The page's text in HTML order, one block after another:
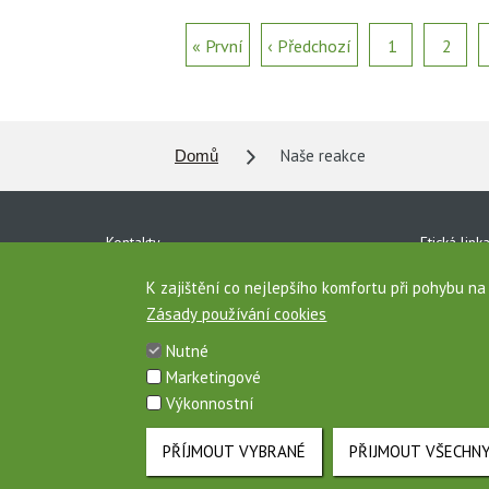
« První ‹ Předchozí 1 2
Domů Naše reakce
Kontakty
Etická linka
Ke stažení
Ochrana
Pro média
Zásady používání cookies
Toto jsou internetové stránky společnosti AGROFERT, a.s., IČO
K zajištění co nejlepšího komfortu při pohybu
Zásady používání cookies
Nutné
Marketingové
Výkonnostní
PŘÍJMOUT VYBRANÉ PŘIJMOUT